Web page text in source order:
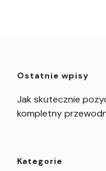
Ostatnie wpisy
Jak skutecznie
kompletny
Kategorie